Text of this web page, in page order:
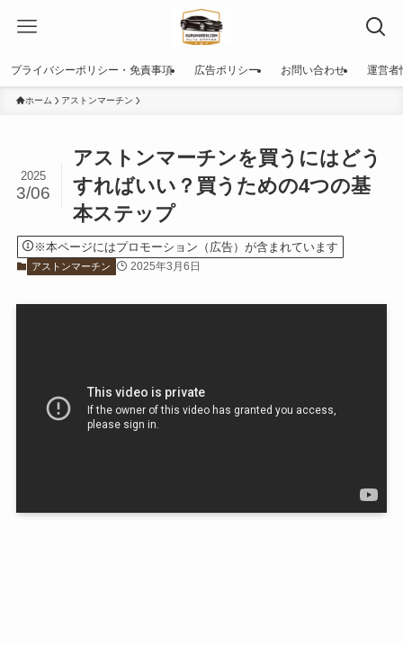
プライバシーポリシー・免責事項 広告ポリシー お問い合わせ 運営者
ホーム アストンマーチン
アストンマーチンを買うにはどう
すればいい？買うための4つの基
本ステップ
2025
3/06
※本ページにはプロモーション（広告）が含まれています
アストンマーチン 2025年3月6日